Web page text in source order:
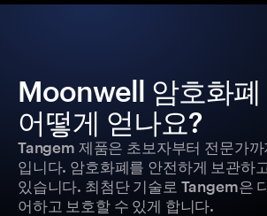
Moonwell 암호화폐
어떻게 얻나요?
Tangem 제품은 초보자부터 전문가까
입니다. 암호화폐를 안전하게 보관하
있습니다. 최첨단 기술로 Tangem은
어하고 보호할 수 있게 합니다.